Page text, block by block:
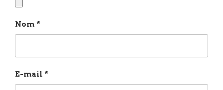
Nom *
E-mail *